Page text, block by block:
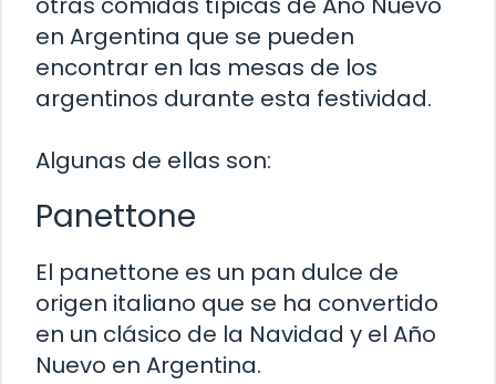
en Argentina que se pueden
encontrar en las mesas de los
argentinos durante esta festividad.
Algunas de ellas son:
Panettone
El panettone es un pan dulce de
origen italiano que se ha convertido
en un clásico de la Navidad y el Año
Nuevo en Argentina.